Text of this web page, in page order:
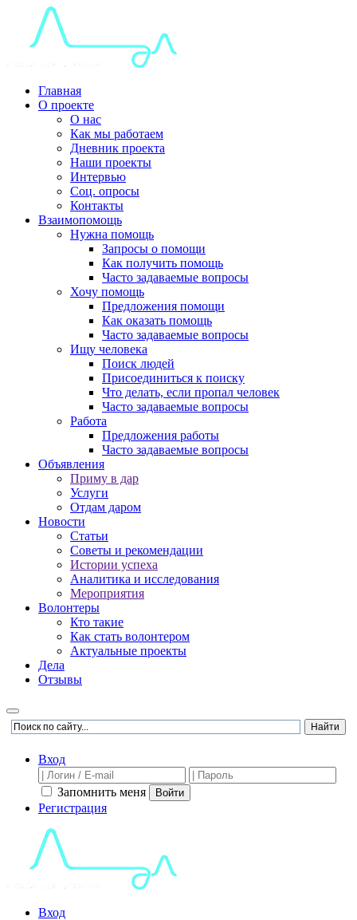
Главная
О проекте
О нас
Как мы работаем
Дневник проекта
Наши проекты
Интервью
Соц. опросы
Контакты
Взаимопомощь
Нужна помощь
Запросы о помощи
Как получить помощь
Часто задаваемые вопросы
Хочу помощь
Предложения помощи
Как оказать помощь
Часто задаваемые вопросы
Ищу человека
Поиск людей
Присоединиться к поиску
Что делать, если пропал человек
Часто задаваемые вопросы
Работа
Предложения работы
Часто задаваемые вопросы
Объявления
Приму в дар
Услуги
Отдам даром
Новости
Статьи
Советы и рекомендации
Истории успеха
Аналитика и исследования
Мероприятия
Волонтеры
Кто такие
Как стать волонтером
Актуальные проекты
Дела
Отзывы
Вход
Запомнить меня Войти
Регистрация
Вход